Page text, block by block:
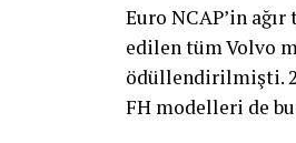
Euro NCAP’in
edilen tüm Volvo
ödüllendirilmişti.
FH modelleri de